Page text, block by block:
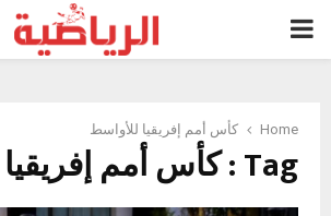
PRIMARY
Home كأس أمم إفريقيا للأواسط
Tag : كأس أمم إفريقيا للأواسط